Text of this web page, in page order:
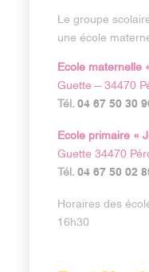
Le groupe
une école
Ecole maternelle
Guette – 34470
Tél.04 67 50 30
Ecole primaire «
Guette 34470
Tél.04 67 50 02
Horaires des
16h30